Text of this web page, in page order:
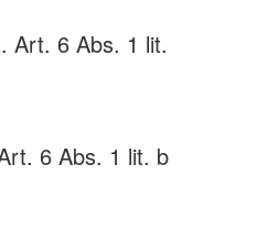
Art. 6 Abs. 1 lit.
6 Abs. 1 lit. b